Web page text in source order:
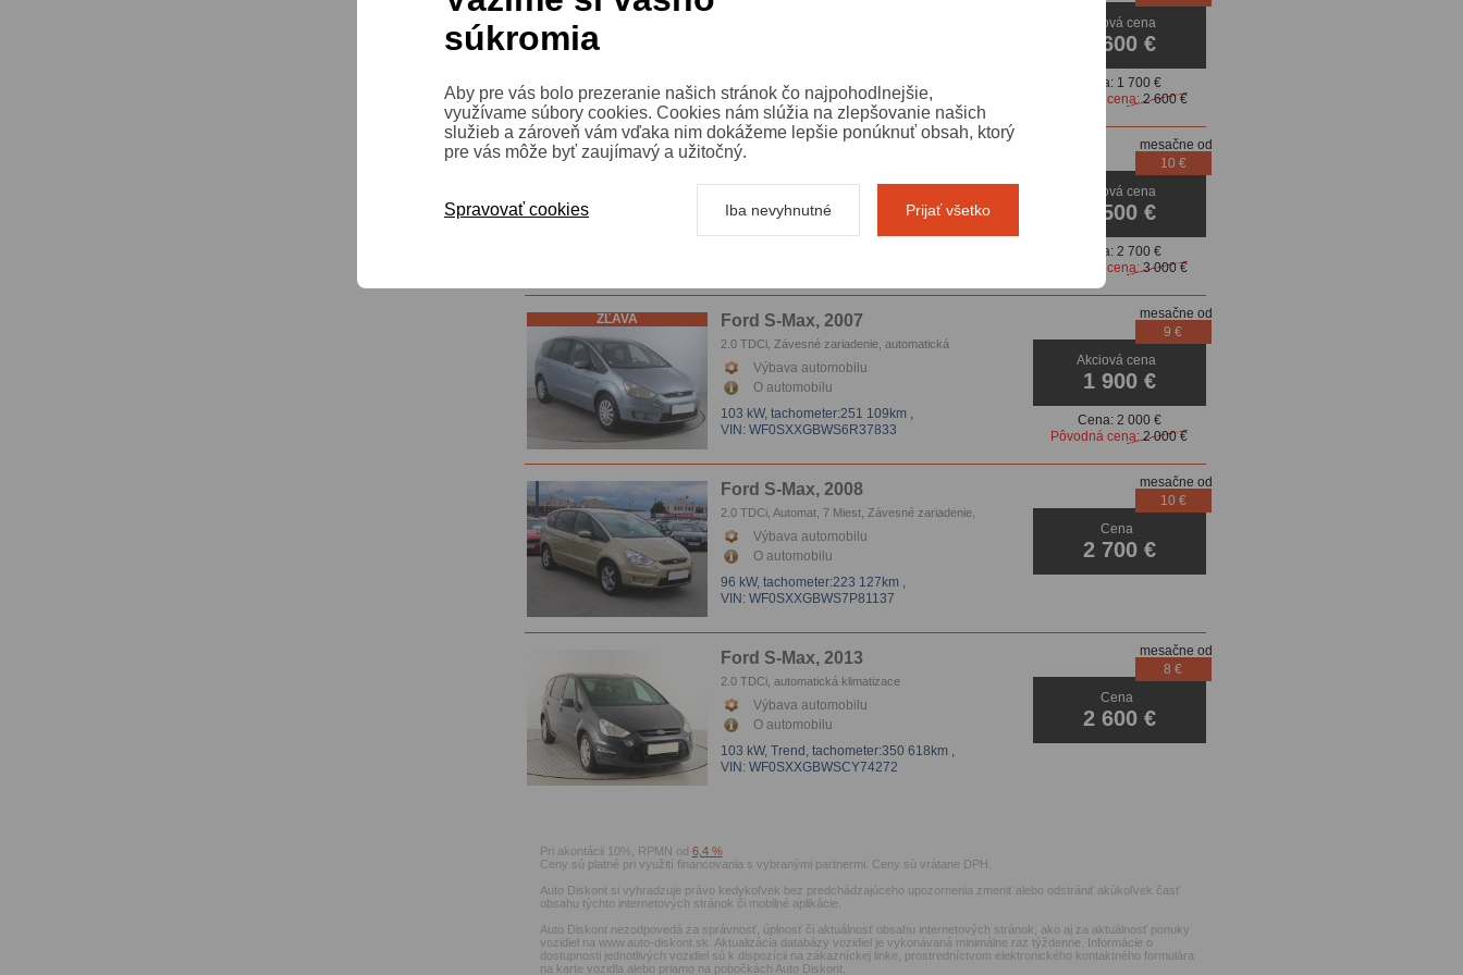
VIN: WF0SXXGBWS6P75717
Akciová cena
1 600 €
Cena:1 700 €
Pôvodná cena:2 600 €
ZĽAVA Ford S-Max, 2011
O automobilu
Akciová cena
2 500 €
mesačne od
10 €
Cena:2 700 €
Pôvodná cena:3 000 €
ZĽAVA Ford S-Max, 2007
2.0 TDCi, Závesné zariadenie, automatická
klimatizace, Parkovacie senzory
Výbava automobilu
O automobilu
103 kW, tachometer:251 109km ,
VIN: WF0SXXGBWS6R37833
Akciová cena
1 900 €
mesačne od
9 €
Cena:2 000 €
Pôvodná cena:2 000 €
Ford S-Max, 2008
2.0 TDCi, Automat, 7 Miest, Závesné zariadenie,
automatická klimatizace, Parkovacie senzory, Xenóny
Výbava automobilu
O automobilu
96 kW, tachometer:223 127km ,
VIN: WF0SXXGBWS7P81137
Cena
2 700 €
mesačne od
10 €
Ford S-Max, 2013
2.0 TDCi, automatická klimatizace
Výbava automobilu
O automobilu
103 kW, Trend, tachometer:350 618km ,
VIN: WF0SXXGBWSCY74272
Cena
2 600 €
mesačne od
8 €
Pri akontácii 10%, RPMN od 6,4 %
Ceny sú platné pri využití financovania s vybranými partnermi. Ceny sú vrátane DPH.
Auto Diskont si vyhradzuje právo kedykoľvek bez predchádzajúceho upozornenia zmeniť alebo odstrániť akúkoľvek časť
obsahu týchto internetových stránok či mobilné aplikácie.
Auto Diskont nezodpovedá za správnosť, úplnosť či aktuálnosť obsahu internetových stránok, ako aj za aktuálnosť ponuky
vozidiel na www.auto-diskont.sk. Aktualizácia databázy vozidiel je vykonávaná minimálne raz týždenne. Informácie o
dostupnosti jednotlivých vozidiel sú k dispozícii na zákazníckej linke, prostredníctvom elektronického kontaktného formulára
na karte vozidla alebo priamo na pobočkách Auto Diskont.
súkromia
Aby pre vás bolo prezeranie našich stránok čo najpohodlnejšie,
využívame súbory cookies. Cookies nám slúžia na zlepšovanie našich
služieb a zároveň vám vďaka nim dokážeme lepšie ponúknuť obsah, ktorý
pre vás môže byť zaujímavý a užitočný.
Spravovať cookies Iba nevyhnutné Prijať všetko